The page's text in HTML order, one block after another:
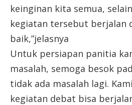
keinginan kita semua,
kegiatan tersebut berjalan
baik,”jelasnya
Untuk persiapan panitia
masalah, semoga besok
tidak ada masalah lagi.
kegiatan debat bisa